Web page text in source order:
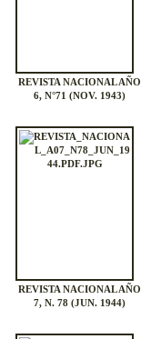
REVISTA NACIONAL AÑO
6, N°71 (NOV. 1943)
REVISTA NACIONAL AÑO
7, N. 78 (JUN. 1944)